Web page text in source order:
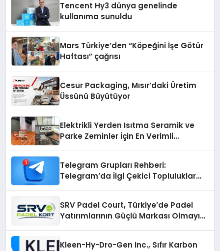
Tencent Hy3 dünya genelinde
kullanıma sunuldu
Mars Türkiye’den “Köpeğini İşe Götür
Haftası” çağrısı
Cesur Packaging, Mısır’daki Üretim
Üssünü Büyütüyor
Elektrikli Yerden Isıtma Seramik ve
Parke Zeminler İçin En Verimli
Telegram Grupları Rehberi:
Telegram’da İlgi Çekici Topluluklar
SRV Padel Court, Türkiye’de Padel
Yatırımlarının Güçlü Markası Olmayı
Kleen-Hy-Dro-Gen Inc., Sıfır Karbon